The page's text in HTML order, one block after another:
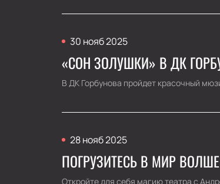
30 нояб 2025
«СОН ЗОЛУШКИ» В ДК
В ДК Горбунова пройдет красочный
28 нояб 2025
ПОГРУЗИТЕСЬ В МИР
Откройте для себя магию театра с